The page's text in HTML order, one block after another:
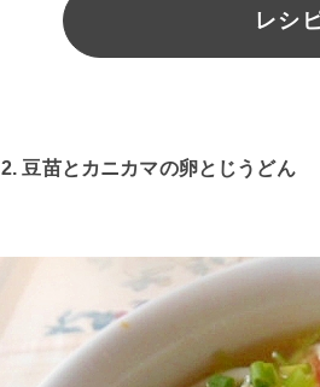
レシ
2. 豆苗とカニカマの卵とじうどん